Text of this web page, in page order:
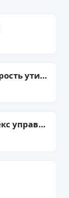
Калькулятор eGDR (Скорость утилизации глюкозы)
Калькулятор GMI (Индекс управления глюкозой)